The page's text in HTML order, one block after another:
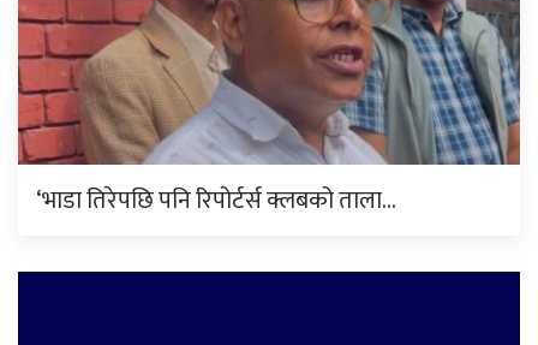
‘भाडा तिरेपछि पनि रिपोर्टर्स क्लबको ताला…